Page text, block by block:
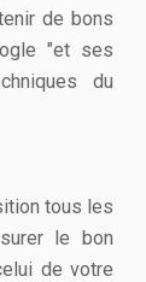
de bons
"et ses
du
tous les
le bon
de votre